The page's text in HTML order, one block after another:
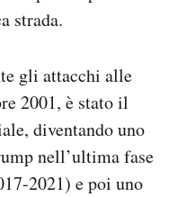
strada.
gli attacchi alle
2001, è stato il
diventando uno
nell’ultima fase
2021) e poi uno